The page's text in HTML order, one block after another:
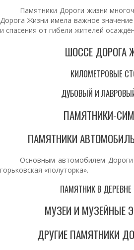
Памятники Дороги жизни
Дорога Жизни имела важное
и спасения от гибели жителей
ШОССЕ ДОРОГА
КИЛОМЕТРОВЫЕ
ДУБОВЫЙ И
ПАМЯТНИКИ-
ПАМЯТНИКИ
Основным автомобилем
горьковская «полуторка».
ПАМЯТНИК В ДЕРЕВНЕ
МУЗЕИ И МУЗЕЙНЫЕ
ДРУГИЕ ПАМЯТНИКИ